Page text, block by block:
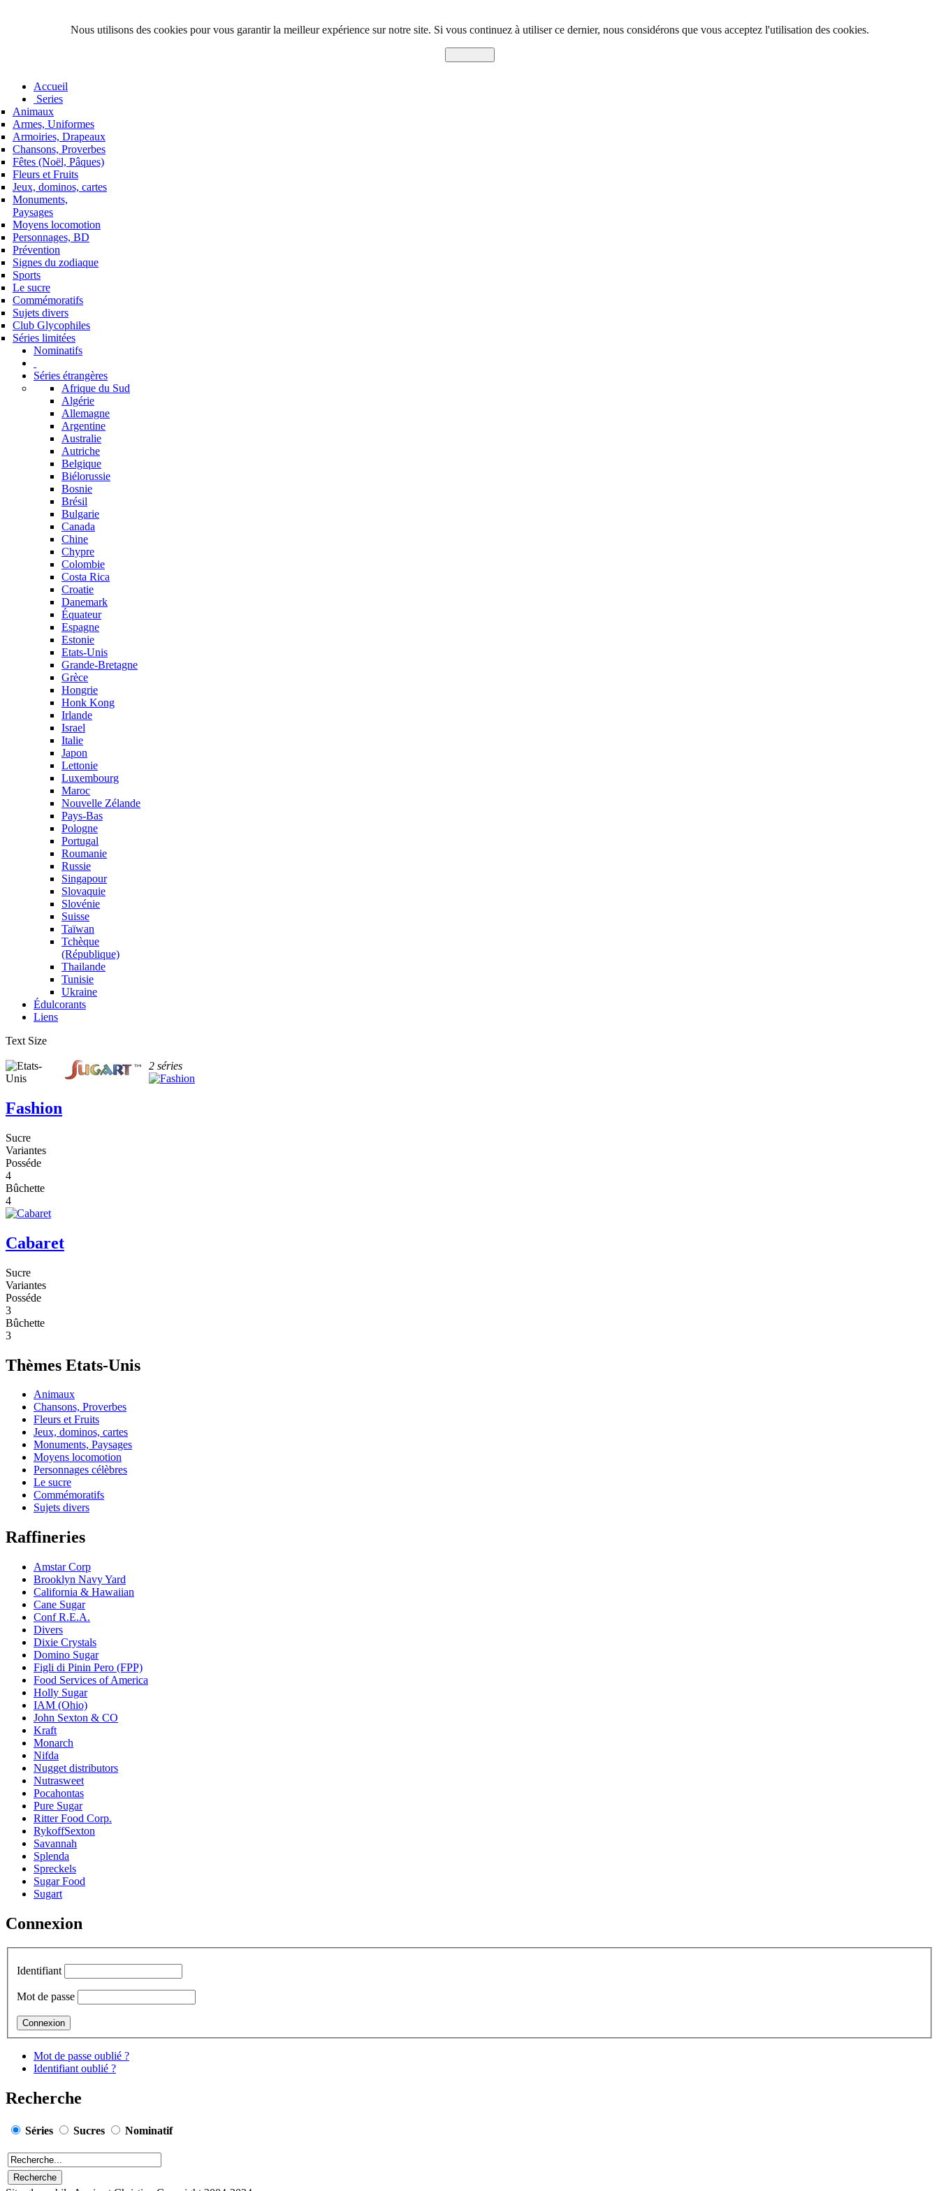
Nous utilisons des cookies pour vous garantir la meilleur expérience sur notre site. Si vous continuez à utiliser ce dernier, nous considérons que vous acceptez l'utilisation des cookies.
Accueil
Series
Animaux
Armes, Uniformes
Armoiries, Drapeaux
Chansons, Proverbes
Fêtes (Noël, Pâques)
Fleurs et Fruits
Jeux, dominos, cartes
Monuments,
Paysages
Moyens locomotion
Personnages, BD
Prévention
Signes du zodiaque
Sports
Le sucre
Commémoratifs
Sujets divers
Club Glycophiles
Séries limitées
Nominatifs
Séries étrangères
Afrique du Sud
Algérie
Allemagne
Argentine
Australie
Autriche
Belgique
Biélorussie
Bosnie
Brésil
Bulgarie
Canada
Chine
Chypre
Colombie
Costa Rica
Croatie
Danemark
Équateur
Espagne
Estonie
Etats-Unis
Grande-Bretagne
Grèce
Hongrie
Honk Kong
Irlande
Israel
Italie
Japon
Lettonie
Luxembourg
Maroc
Nouvelle Zélande
Pays-Bas
Pologne
Portugal
Roumanie
Russie
Singapour
Slovaquie
Slovénie
Suisse
Taïwan
Tchèque
(République)
Thailande
Tunisie
Ukraine
Édulcorants
Liens
Text Size
2 séries
Fashion
Sucre
Variantes
Posséde
4
Bûchette
4
Cabaret
Sucre
Variantes
Posséde
3
Bûchette
3
Thèmes Etats-Unis
Animaux
Chansons, Proverbes
Fleurs et Fruits
Jeux, dominos, cartes
Monuments, Paysages
Moyens locomotion
Personnages célèbres
Le sucre
Commémoratifs
Sujets divers
Raffineries
Amstar Corp
Brooklyn Navy Yard
California & Hawaiian
Cane Sugar
Conf R.E.A.
Divers
Dixie Crystals
Domino Sugar
Figli di Pinin Pero (FPP)
Food Services of America
Holly Sugar
IAM (Ohio)
John Sexton & CO
Kraft
Monarch
Nifda
Nugget distributors
Nutrasweet
Pocahontas
Pure Sugar
Ritter Food Corp.
RykoffSexton
Savannah
Splenda
Spreckels
Sugar Food
Sugart
Connexion
Identifiant
Mot de passe
Mot de passe oublié ?
Identifiant oublié ?
Recherche
Séries Sucres Nominatif